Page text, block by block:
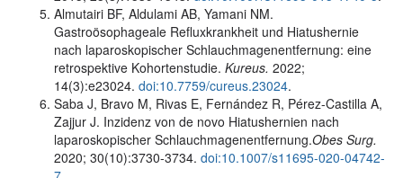
Almutairi BF, Aldulami AB, Yamani NM.
Gastroösophageale Refluxkrankheit und Hiatushernie
nach laparoskopischer Schlauchmagenentfernung: eine
retrospektive Kohortenstudie. Kureus. 2022;
14(3):e23024. doi:10.7759/cureus.23024.
Saba J, Bravo M, Rivas E, Fernández R, Pérez-Castilla A,
Zajjur J. Inzidenz von de novo Hiatushernien nach
laparoskopischer Schlauchmagenentfernung.Obes Surg.
2020; 30(10):3730-3734. doi:10.1007/s11695-020-04742-